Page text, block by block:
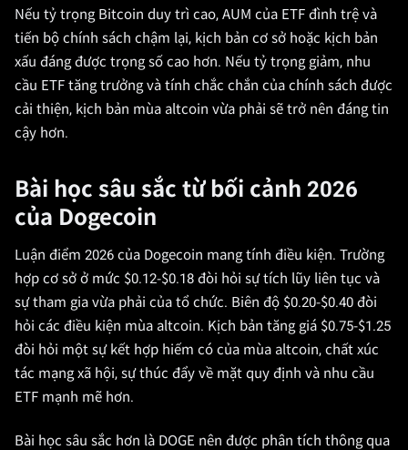
Nếu tỷ trọng Bitcoin duy trì cao, AUM của ETF đình trệ và
tiến bộ chính sách chậm lại, kịch bản cơ sở hoặc kịch bản
xấu đáng được trọng số cao hơn. Nếu tỷ trọng giảm, nhu
cầu ETF tăng trưởng và tính chắc chắn của chính sách được
cải thiện, kịch bản mùa altcoin vừa phải sẽ trở nên đáng tin
cậy hơn.
Bài học sâu sắc từ bối cảnh 2026
của Dogecoin
Luận điểm 2026 của Dogecoin mang tính điều kiện. Trường
hợp cơ sở ở mức $0.12-$0.18 đòi hỏi sự tích lũy liên tục và
sự tham gia vừa phải của tổ chức. Biên độ $0.20-$0.40 đòi
hỏi các điều kiện mùa altcoin. Kịch bản tăng giá $0.75-$1.25
đòi hỏi một sự kết hợp hiếm có của mùa altcoin, chất xúc
tác mạng xã hội, sự thúc đẩy về mặt quy định và nhu cầu
ETF mạnh mẽ hơn.
Bài học sâu sắc hơn là DOGE nên được phân tích thông qua